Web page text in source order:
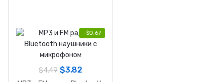
-$0.67
$4.49 $3.82